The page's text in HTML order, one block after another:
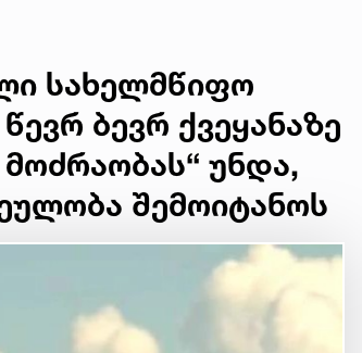
სახელმწიფო
ბევრ ქვეყანაზე
უნდა,
შემოიტანოს